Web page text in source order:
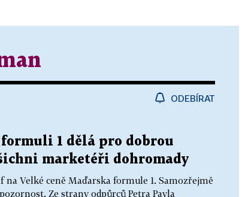
ODEBÍRAT
1 dělá pro dobrou
marketéři dohromady
Velké ceně Maďarska formule 1. Samozřejmě
Ze strany odpůrců Petra Pavla